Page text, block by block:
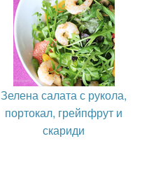
Зелена салата с рукола,
портокал, грейпфрут и
скариди